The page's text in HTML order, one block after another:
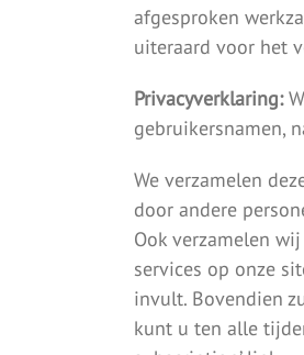
afgesproken
uiteraard voor het
Privacyverklaring:
gebruikersnamen,
We verzamelen
door andere
Ook verzamelen
services op onze
invult. Bovendien
kunt u ten alle